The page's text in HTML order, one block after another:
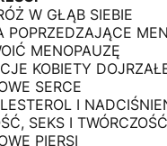
W GŁĄB SIEBIE
POPRZEDZAJĄCE
MENOPAUZĘ
KOBIETY
SERCE
I
SEKS I TWÓRCZOŚĆ
PIERSI